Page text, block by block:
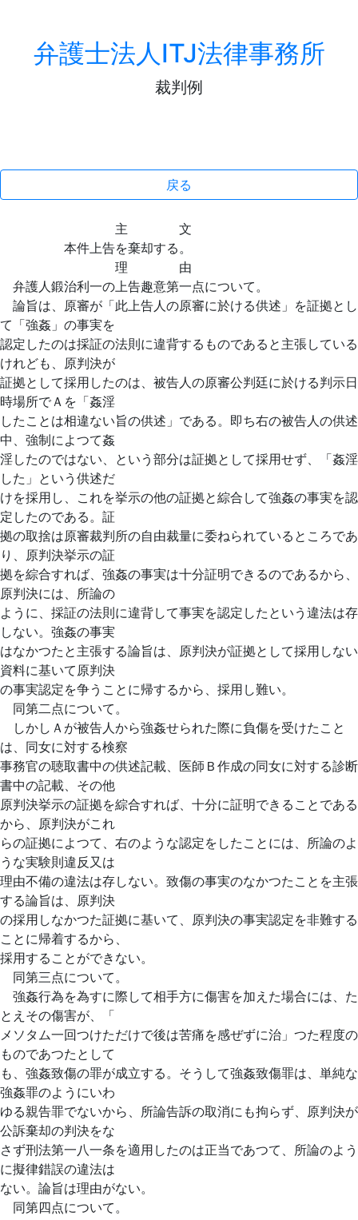
弁護士法人ITJ法律事務所
裁判例
戻る
主 文
本件上告を棄却する。
理 由
弁護人鍛治利一の上告趣意第一点について。
論旨は、原審が「此上告人の原審に於ける供述」を証拠とし
て「強姦」の事実を
認定したのは採証の法則に違背するものであると主張している
けれども、原判決が
証拠として採用したのは、被告人の原審公判廷に於ける判示日
時場所でＡを「姦淫
したことは相違ない旨の供述」である。即ち右の被告人の供述
中、強制によつて姦
淫したのではない、という部分は証拠として採用せず、「姦淫
した」という供述だ
けを採用し、これを挙示の他の証拠と綜合して強姦の事実を認
定したのである。証
拠の取捨は原審裁判所の自由裁量に委ねられているところであ
り、原判決挙示の証
拠を綜合すれば、強姦の事実は十分証明できるのであるから、
原判決には、所論の
ように、採証の法則に違背して事実を認定したという違法は存
しない。強姦の事実
はなかつたと主張する論旨は、原判決が証拠として採用しない
資料に基いて原判決
の事実認定を争うことに帰するから、採用し難い。
同第二点について。
しかしＡが被告人から強姦せられた際に負傷を受けたこと
は、同女に対する検察
事務官の聴取書中の供述記載、医師Ｂ作成の同女に対する診断
書中の記載、その他
原判決挙示の証拠を綜合すれば、十分に証明できることである
から、原判決がこれ
らの証拠によつて、右のような認定をしたことには、所論のよ
うな実験則違反又は
理由不備の違法は存しない。致傷の事実のなかつたことを主張
する論旨は、原判決
の採用しなかつた証拠に基いて、原判決の事実認定を非難する
ことに帰着するから、
採用することができない。
同第三点について。
強姦行為を為すに際して相手方に傷害を加えた場合には、た
とえその傷害が、「
メソタム一回つけただけで後は苦痛を感ぜずに治」つた程度の
ものであつたとして
も、強姦致傷の罪が成立する。そうして強姦致傷罪は、単純な
強姦罪のようにいわ
ゆる親告罪でないから、所論告訴の取消にも拘らず、原判決が
公訴棄却の判決をな
さず刑法第一八一条を適用したのは正当であつて、所論のよう
に擬律錯誤の違法は
ない。論旨は理由がない。
同第四点について。